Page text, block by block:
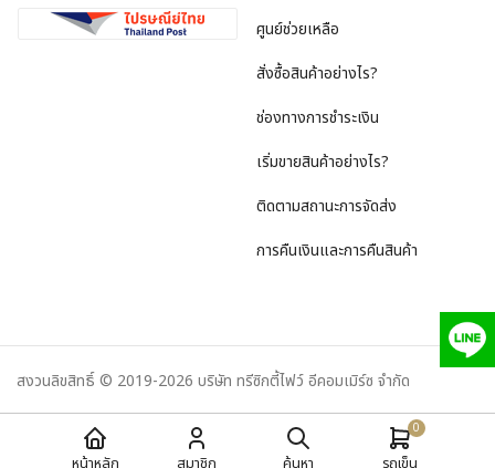
ศูนย์ช่วยเหลือ
สั่งซื้อสินค้าอย่างไร?
ช่องทางการชำระเงิน
เริ่มขายสินค้าอย่างไร?
ติดตามสถานะการจัดส่ง
การคืนเงินและการคืนสินค้า
สงวนลิขสิทธิ์ © 2019-2026 บริษัท ทรีซิกตี้ไฟว์ อีคอมเมิร์ซ จำกัด
หน้าหลัก สมาชิก ค้นหา
0
รถเข็น